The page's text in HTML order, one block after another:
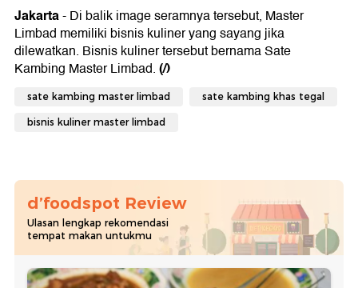
Jakarta- Di balik image seramnya tersebut, Master
Limbad memiliki bisnis kuliner yang sayang jika
dilewatkan. Bisnis kuliner tersebut bernama Sate
Kambing Master Limbad.(/)
sate kambing master limbad sate kambing khas tegal
bisnis kuliner master limbad
d’foodspot Review
Ulasan lengkap rekomendasi
tempat makan untukmu